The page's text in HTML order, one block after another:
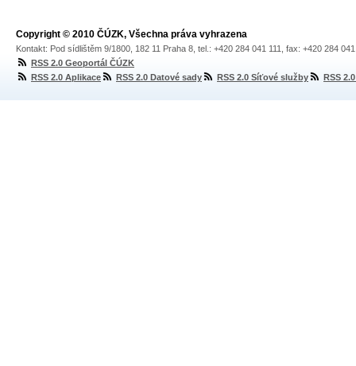
Copyright © 2010 ČÚZK, Všechna práva vyhrazena
Kontakt: Pod sídlištěm 9/1800, 182 11 Praha 8, tel.: +420 284 041 111, fax: +420 284
RSS 2.0 Geoportál ČÚZK
RSS 2.0 Aplikace
RSS 2.0 Datové sady RSS 2.0 Síťové služby RSS